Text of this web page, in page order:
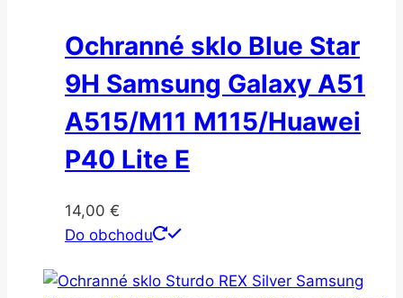
Ochranné sklo Blue Star
9H Samsung Galaxy A51
A515/M11 M115/Huawei
P40 Lite E
14,00 €
Do obchodu